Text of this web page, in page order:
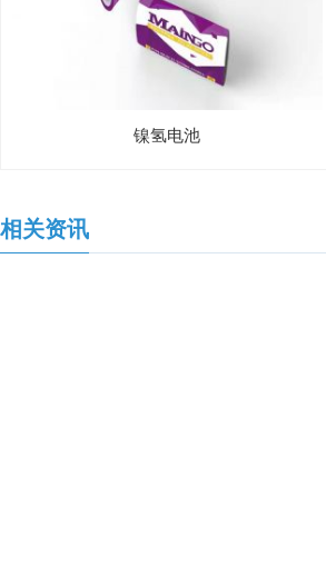
镍氢电池
相关资讯